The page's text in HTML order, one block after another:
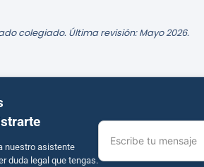
colegiado. Última revisión: Mayo 2026.
nuestro asistente
duda legal que tengas.
Escribe tu mensaje